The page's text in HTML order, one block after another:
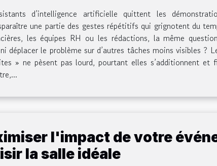
d’intelligence artificielle quittent les
une partie des gestes répétitifs qui grignotent du
les équipes RH ou les rédactions, la même
déplacer le problème sur d’autres tâches moins visibles ?
» ne pèsent pas lourd, pourtant elles s’additionnent et
l'impact de votre
la salle idéale